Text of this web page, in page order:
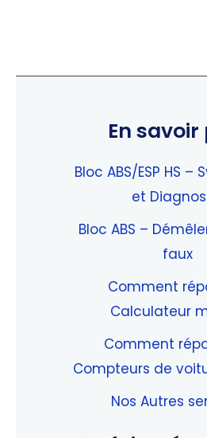
En savoir
Bloc ABS/ESP HS –
et
Bloc ABS –
faux
Comment
Calculateur
Comment
Compteurs de
Nos Autres